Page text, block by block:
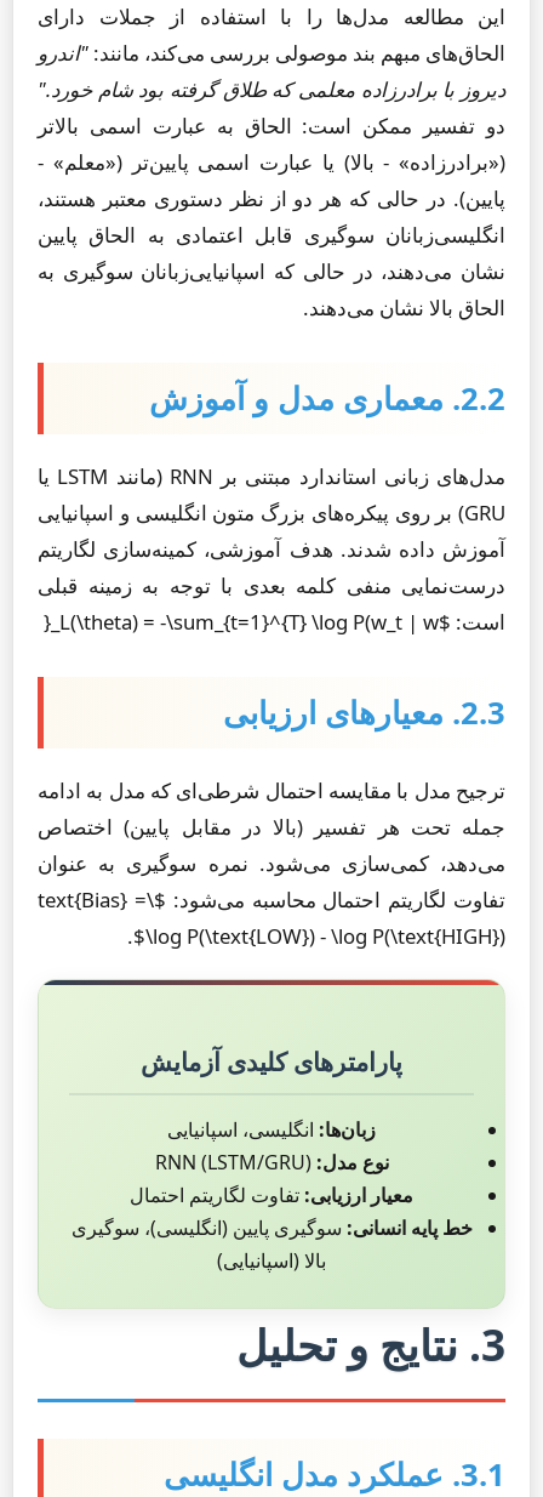
این مطالعه مدل‌ها را با استفاده از جملات دارای
الحاق‌های مبهم بند موصولی بررسی می‌کند، مانند: "اندرو
دیروز با برادرزاده معلمی که طلاق گرفته بود شام خورد."
دو تفسیر ممکن است: الحاق به عبارت اسمی بالاتر
(«برادرزاده» - بالا) یا عبارت اسمی پایین‌تر («معلم» -
پایین). در حالی که هر دو از نظر دستوری معتبر هستند،
انگلیسی‌زبانان سوگیری قابل اعتمادی به الحاق پایین
نشان می‌دهند، در حالی که اسپانیایی‌زبانان سوگیری به
الحاق بالا نشان می‌دهند.
2.2. معماری مدل و آموزش
مدل‌های زبانی استاندارد مبتنی بر RNN (مانند LSTM یا
GRU) بر روی پیکره‌های بزرگ متون انگلیسی و اسپانیایی
آموزش داده شدند. هدف آموزشی، کمینه‌سازی لگاریتم
درست‌نمایی منفی کلمه بعدی با توجه به زمینه قبلی
است: $L(\theta) = -\sum_{t=1}^{T} \log P(w_t | w_{
2.3. معیارهای ارزیابی
ترجیح مدل با مقایسه احتمال شرطی‌ای که مدل به ادامه
جمله تحت هر تفسیر (بالا در مقابل پایین) اختصاص
می‌دهد، کمی‌سازی می‌شود. نمره سوگیری به عنوان
تفاوت لگاریتم احتمال محاسبه می‌شود: $\text{Bias} =
\log P(\text{LOW}) - \log P(\text{HIGH})$.
پارامترهای کلیدی آزمایش
زبان‌ها: انگلیسی، اسپانیایی
نوع مدل: RNN (LSTM/GRU)
معیار ارزیابی: تفاوت لگاریتم احتمال
خط پایه انسانی: سوگیری پایین (انگلیسی)، سوگیری
بالا (اسپانیایی)
3. نتایج و تحلیل
3.1. عملکرد مدل انگلیسی